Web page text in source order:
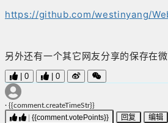
https://github.com/westinyang/
另外还有一个其它网友分享的保存在
| 0 | 0
· {{comment.createTimeStr}}
| {{comment.votePoints}} 回复 编辑